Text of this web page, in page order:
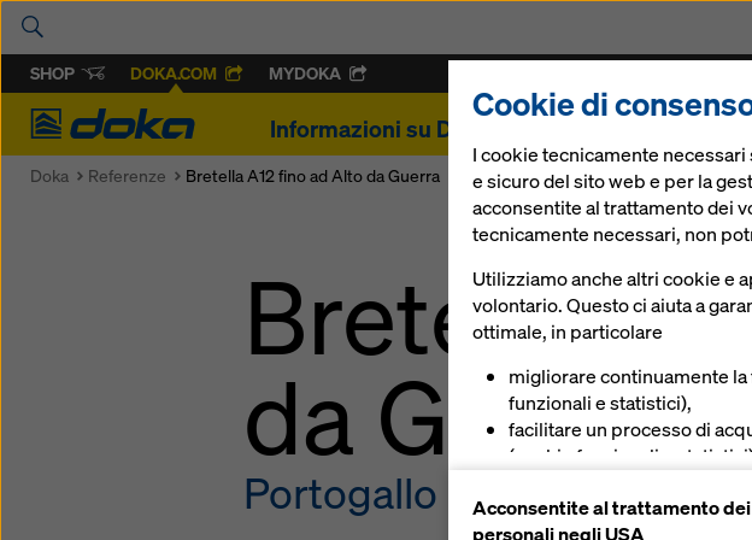
SHOP DOKA.COM MYDOKA
Doka
Informazioni su Doka
Doka Referenze Bretella A12 fino ad Alto da Guerra
Bretella
da Guerra
Portogallo
Cookie di
I cookie tecnicamente
e sicuro del sito web e per la
acconsentite al trattamento dei
tecnicamente necessari, non
Utilizziamo anche altri cookie e
volontario. Questo ci aiuta a
ottimale, in particolare
migliorare continuamente
funzionali e statistici),
facilitare un processo di
(cookie funzionali e statistici),
(cookie di marketing).
Acconsentite al trattamento
personali negli USA